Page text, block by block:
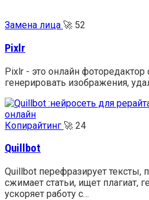
Замена лица 🚀 52
Pixlr
Pixlr - это онлайн
генерировать изображения,
Копирайтинг 🚀 24
Quillbot
Quillbot перефразирует тексты,
сжимает статьи, ищет плагиат,
ускоряет работу с…